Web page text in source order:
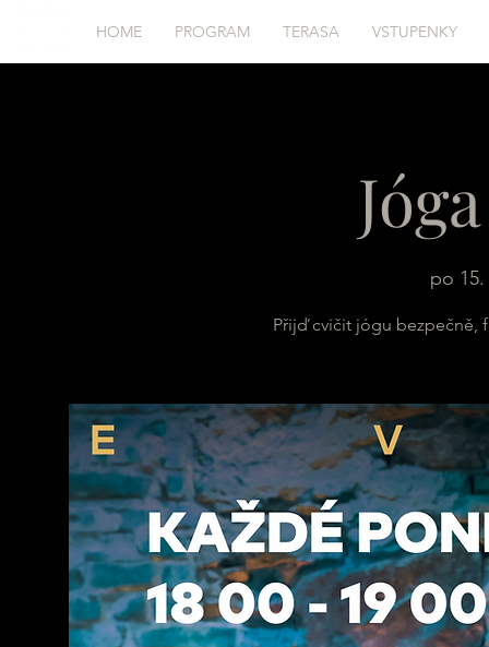
HOME PROGRAM TERASA VSTUPENKY
po 15.
Přijď cvičit jógu bezpečně,